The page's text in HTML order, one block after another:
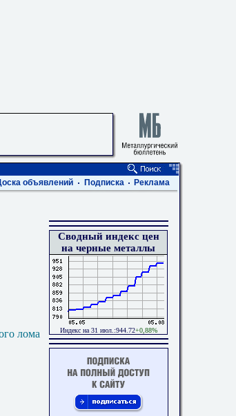
объявлений Подписка Реклама
лома
Сводный индекс цен
на черные металлы
Индекс на 31 июл.:944.72+0,88%